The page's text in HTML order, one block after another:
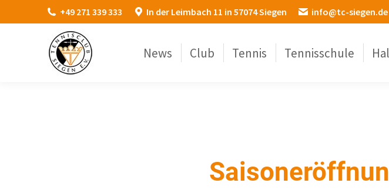
+49 271 339 333 In der Leimbach 11 in 57074 Siegen info@tc-siegen.de
News Club Tennis Tennisschule